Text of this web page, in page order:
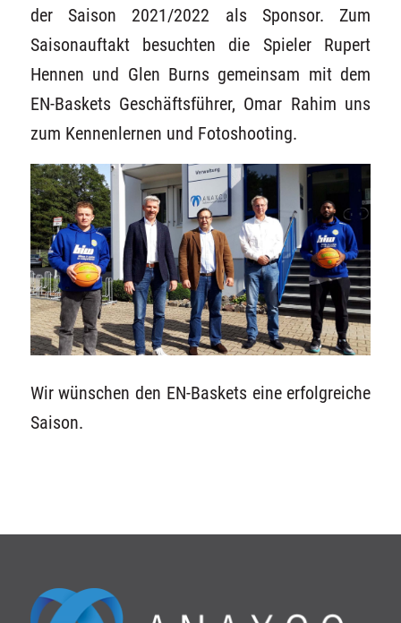
der Saison 2021/2022 als Sponsor. Zum
Saisonauftakt besuchten die Spieler Rupert
Hennen und Glen Burns gemeinsam mit dem
EN-Baskets Geschäftsführer, Omar Rahim uns
zum Kennenlernen und Fotoshooting.
Wir wünschen den EN-Baskets eine erfolgreiche
Saison.